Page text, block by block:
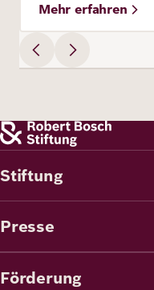
Mehr erfahren
Stiftung
Presse
Förderung